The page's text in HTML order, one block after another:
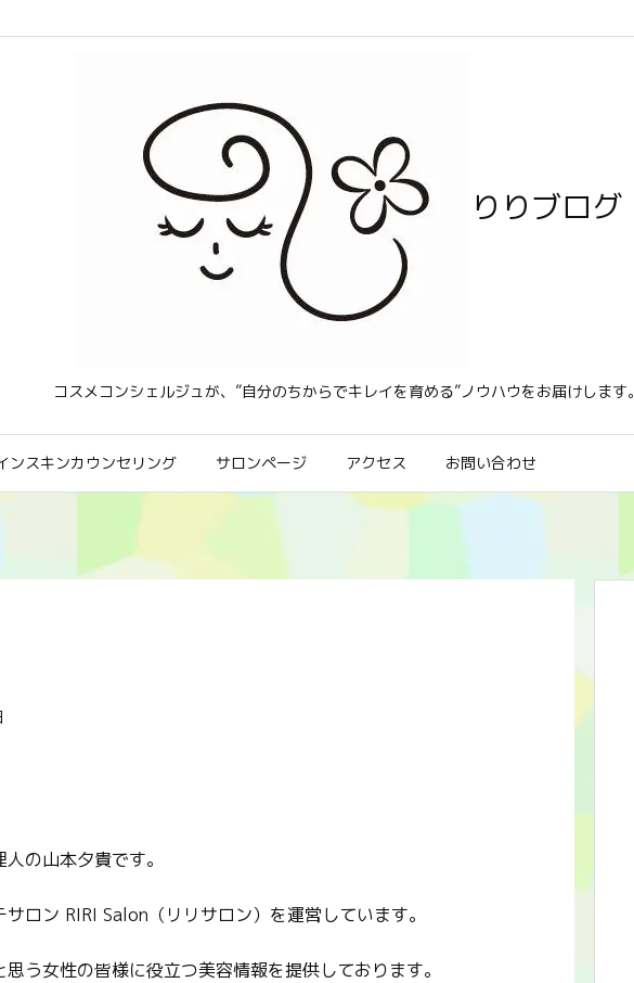
りりブログ
コスメコンシェルジュが、”自分のちからでキレイを育める”ノウハウをお届けします。
ンスキンカウンセリング サロンページ アクセス お問い合わせ
の山本夕貴です。
ロン RIRI Salon（リリサロン）を運営しています。
う女性の皆様に役立つ美容情報を提供しております。